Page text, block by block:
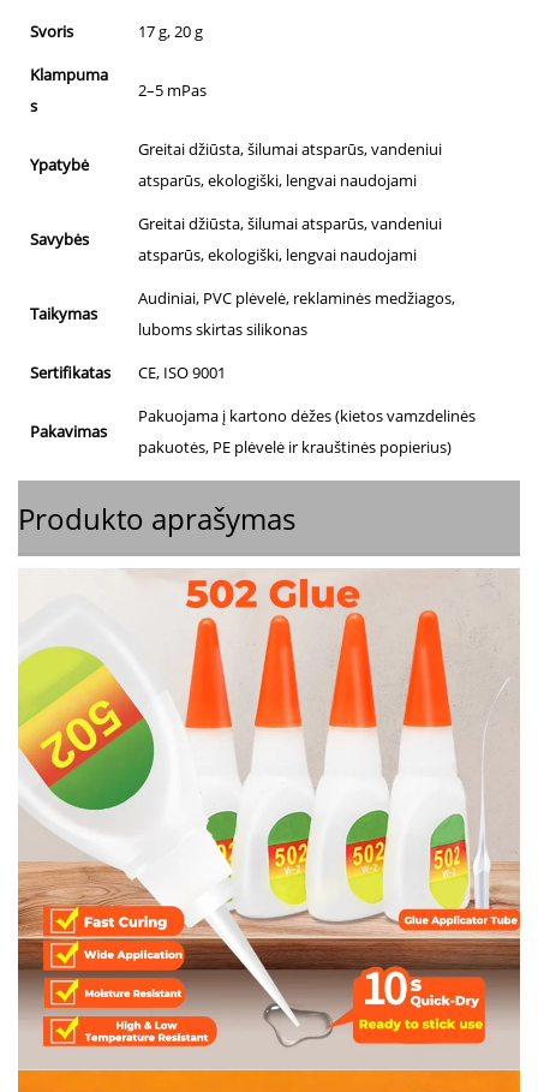
Svoris
17 g, 20 g
Klampuma
s
2–5 mPas
Ypatybė
Greitai džiūsta, šilumai atsparūs, vandeniui
atsparūs, ekologiški, lengvai naudojami
Savybės
Greitai džiūsta, šilumai atsparūs, vandeniui
atsparūs, ekologiški, lengvai naudojami
Taikymas
Audiniai, PVC plėvelė, reklaminės medžiagos,
luboms skirtas silikonas
Sertifikatas
CE, ISO 9001
Pakavimas
Pakuojama į kartono dėžes (kietos vamzdelinės
pakuotės, PE plėvelė ir krauštinės popierius)
Produkto aprašymas